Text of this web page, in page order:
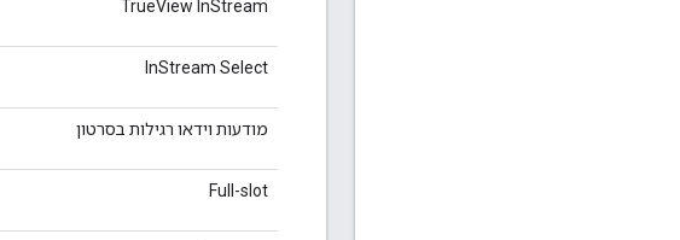
TrueView InStream
InStream Select
מודעות וידאו רגילות בסרטון
Full-slot